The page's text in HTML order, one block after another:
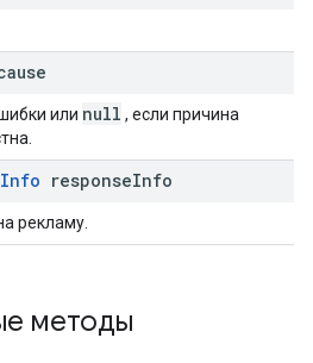
или null , если причина
Info responseInfo
рекламу.
методы